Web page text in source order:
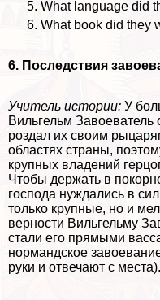
What language did
What book did they
6. Последствия
Учитель истории: У
Вильгельм
роздал их своим
областях страны,
крупных владений
Чтобы держать в
господа нуждались в
только крупные, но и
верности Вильгельму
стали его прямыми
нормaндское
руки и отвечают с места).